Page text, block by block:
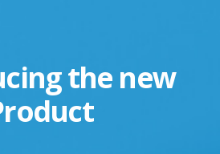
the new